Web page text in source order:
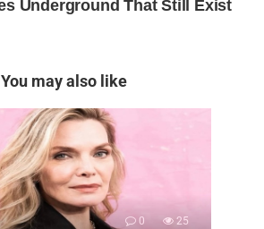
You may also like
0 25